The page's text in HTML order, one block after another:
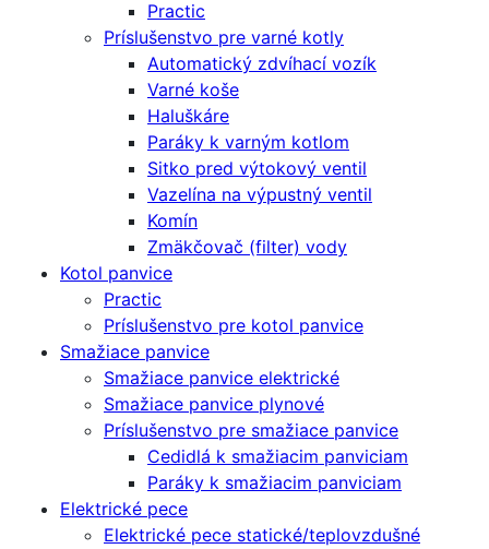
Practic
Príslušenstvo pre varné kotly
Automatický zdvíhací vozík
Varné koše
Haluškáre
Paráky k varným kotlom
Sitko pred výtokový ventil
Vazelína na výpustný ventil
Komín
Zmäkčovač (filter) vody
Kotol panvice
Practic
Príslušenstvo pre kotol panvice
Smažiace panvice
Smažiace panvice elektrické
Smažiace panvice plynové
Príslušenstvo pre smažiace panvice
Cedidlá k smažiacim panviciam
Paráky k smažiacim panviciam
Elektrické pece
Elektrické pece statické/teplovzdušné